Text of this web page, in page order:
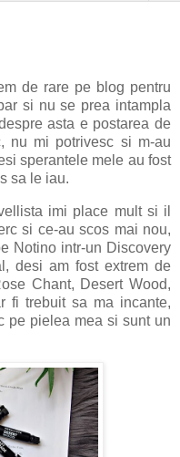
de rare pe blog pentru
si nu se prea intampla
asta e postarea de
nu mi potrivesc si m-au
sperantele mele au fost
sa le iau.
imi place mult si il
si ce-au scos mai nou,
Notino intr-un Discovery
desi am fost extrem de
Chant, Desert Wood,
fi trebuit sa ma incante,
pe pielea mea si sunt un